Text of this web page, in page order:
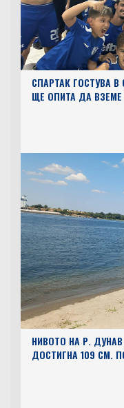
СПАРТАК ГОСТУВА
ЩЕ ОПИТА ДА ВЗЕМЕ
НИВОТО НА Р.
ДОСТИГНА 109 СМ.